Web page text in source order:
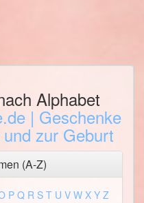
Alphabet
(A-Z)
P Q R S T U V W X Y Z